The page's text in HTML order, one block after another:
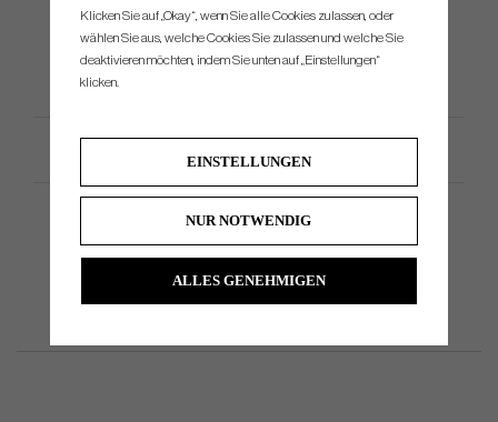
Klicken Sie auf „Okay“, wenn Sie alle Cookies zulassen, oder
wählen Sie aus, welche Cookies Sie zulassen und welche Sie
deaktivieren möchten, indem Sie unten auf „Einstellungen“
klicken.
EINSTELLUNGEN
NUR NOTWENDIG
ALLES GENEHMIGEN